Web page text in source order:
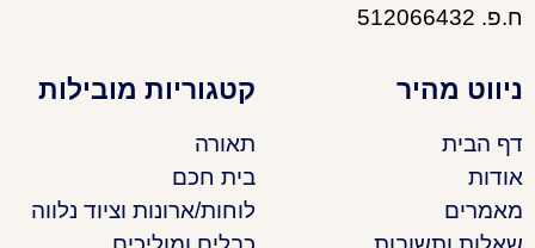
ח.פ. 512066432
ניווט מהיר
דף הבית
אודות
מאמרים
קטגוריות מובילות
תאורה
בית חכם
לוחות/ארונות וציוד נלווה